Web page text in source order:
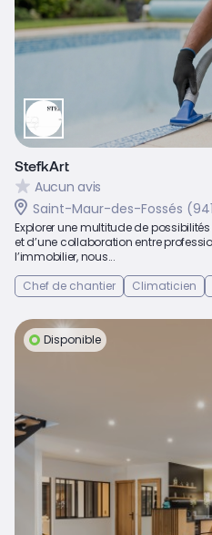
StefkArt
Aucun avis
Saint-Maur-des-Fossés
Explorer une multitude de
et d’une collaboration entre
l’immobilier, nous...
Chef de chantier
Climaticien
Disponible